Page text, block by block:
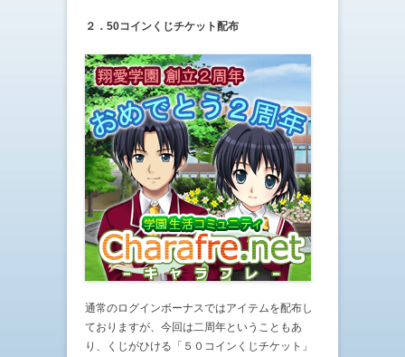
２．50コインくじチケット配布
通常のログインボーナスではアイテムを配布し
ておりますが、今回は二周年ということもあ
り、くじがひける「５０コインくじチケット」